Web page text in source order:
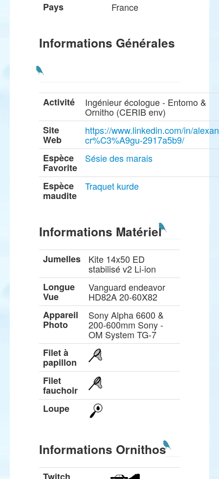
Pays France
Informations Générales
Activité Ingénieur écologue - Entomo &
Ornitho (CERIB env)
Site
Web
https://www.linkedin.com/in/
cr%C3%A9gu-2917a5b9/
Espèce
Favorite
Sésie des marais
Espèce
maudite
Traquet kurde
Informations Matériel
Jumelles Kite 14x50 ED
stabilisé v2 Li-ion
Longue
Vue
Vanguard endeavor
HD82A 20-60X82
Appareil
Photo
Sony Alpha 6600 &
200-600mm Sony -
OM System TG-7
Filet à
papillon
Filet
fauchoir
Loupe
Informations Ornithos